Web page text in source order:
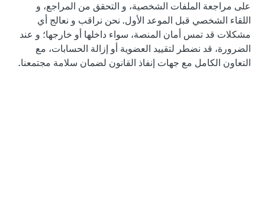
على مراجعة الملفات الشخصية، و التحقق من المراجع، و
اللقاء الشخصي قبل الموعد الأول. نحن نراقب و نعالج أي
مشكلات قد تمس أمان المنصة، سواء داخلها أو خارجها؛ و عند
الضرورة، قد نضطر لتقييد العضوية أو إزالة الحسابات، مع
التعاون الكامل مع جهات إنفاذ القانون لضمان سلامة مجتمعنا.